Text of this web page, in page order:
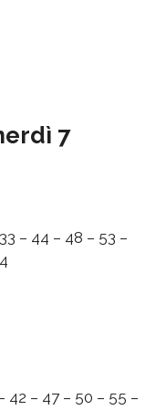
7
– 44 – 48 – 53 –
42 – 47 – 50 – 55 –